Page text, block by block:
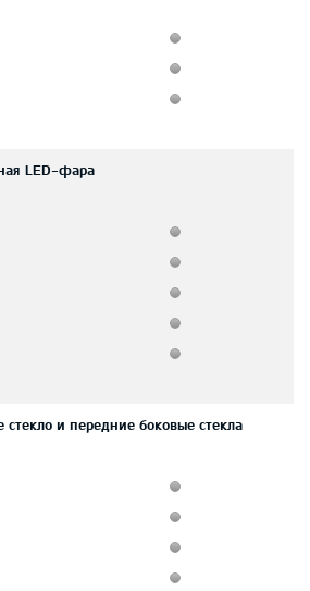
LED-фара
стекло и передние боковые стекла